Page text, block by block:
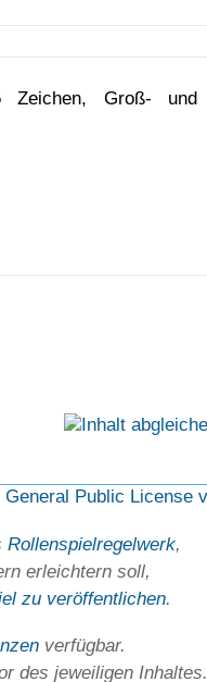
Zeichen, Groß- und
Rollen­spielregel­werk,
erleichtern soll,
zu ver­öffent­lichen.
verfügbar.
des jeweiligen In­haltes.